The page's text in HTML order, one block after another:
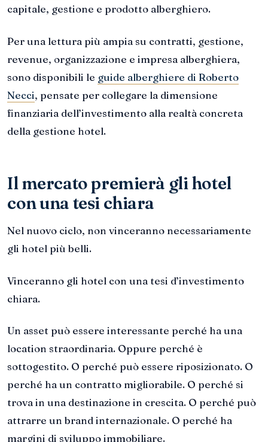
capitale, gestione e prodotto alberghiero.
Per una lettura più ampia su contratti, gestione,
revenue, organizzazione e impresa alberghiera,
sono disponibili le guide alberghiere di Roberto
Necci, pensate per collegare la dimensione
finanziaria dell’investimento alla realtà concreta
della gestione hotel.
Il mercato premierà gli hotel
con una tesi chiara
Nel nuovo ciclo, non vinceranno necessariamente
gli hotel più belli.
Vinceranno gli hotel con una tesi d’investimento
chiara.
Un asset può essere interessante perché ha una
location straordinaria. Oppure perché è
sottogestito. O perché può essere riposizionato. O
perché ha un contratto migliorabile. O perché si
trova in una destinazione in crescita. O perché può
attrarre un brand internazionale. O perché ha
margini di sviluppo immobiliare.